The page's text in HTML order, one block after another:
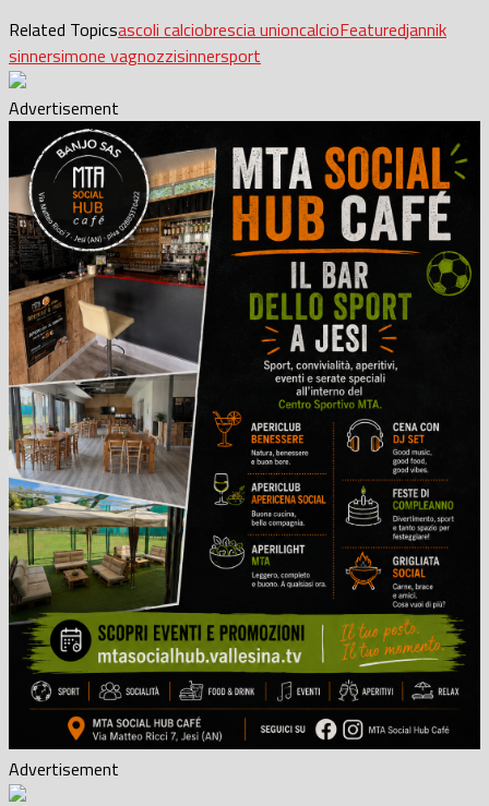
Related Topicsascoli calciobrescia unioncalcioFeaturedjannik
sinnersimone vagnozzisinnersport
Advertisement
Advertisement